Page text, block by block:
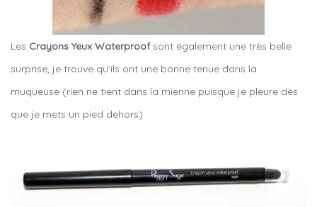
Les Crayons Yeux Waterproofsont également une très belle
surprise, je trouve qu’ils ont une bonne tenue dans la
muqueuse (rien ne tient dans la mienne puisque je pleure dès
que je mets un pied dehors).